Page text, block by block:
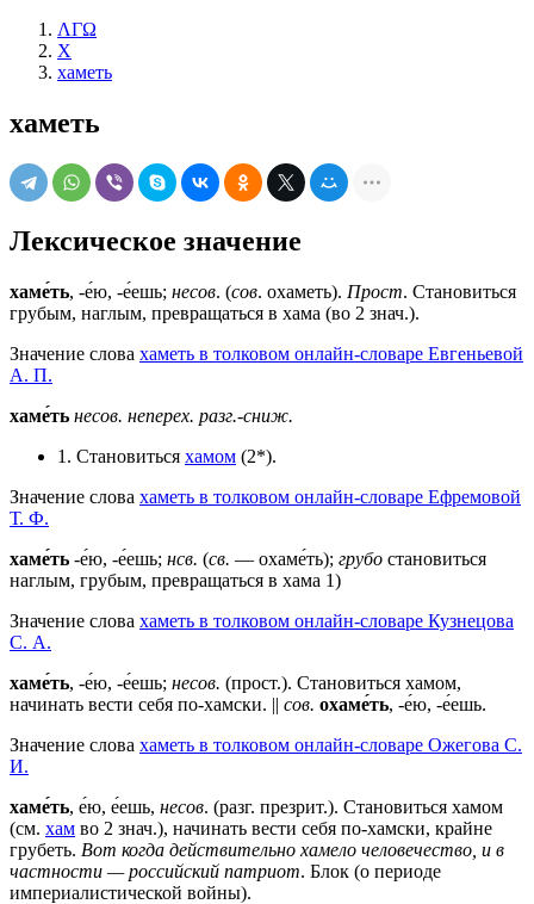
ΛΓΩ
Х
хаметь
хаметь
Лексическое значение
хаме́ть, -е́ю, -е́ешь; несов. (сов. охаметь). Прост. Становиться
грубым, наглым, превращаться в хама (во 2 знач.).
Значение слова хаметь в толковом онлайн-словаре Евгеньевой
А. П.
хаме́ть несов. неперех. разг.-сниж.
1. Становиться хамом (2*).
Значение слова хаметь в толковом онлайн-словаре Ефремовой
Т. Ф.
хаме́ть -е́ю, -е́ешь; нсв. (св. — охаме́ть); грубо становиться
наглым, грубым, превращаться в хама 1)
Значение слова хаметь в толковом онлайн-словаре Кузнецова
С. А.
хаме́ть, -е́ю, -е́ешь; несов. (прост.). Становиться хамом,
начинать вести себя по-хамски. || сов. охаме́ть, -е́ю, -е́ешь.
Значение слова хаметь в толковом онлайн-словаре Ожегова C.
И.
хаме́ть, е́ю, е́ешь, несов. (разг. презрит.). Становиться хамом
(см. хам во 2 знач.), начинать вести себя по-хамски, крайне
грубеть. Вот когда действительно хамело человечество, и в
частности — российский патриот. Блок (о периоде
империалистической войны).